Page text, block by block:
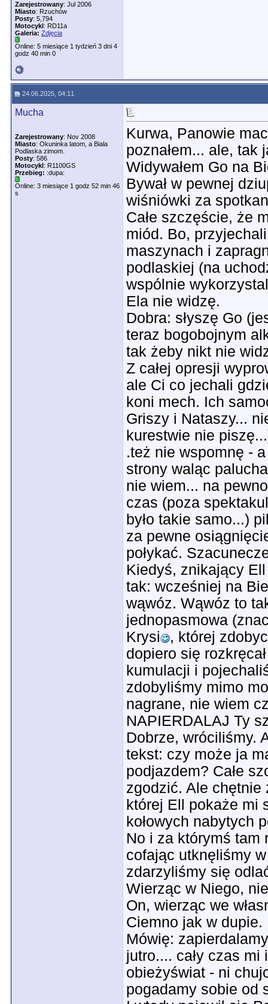
Zarejestrowany: Jul 2006
Miasto: Rzuchów
Posty: 5,794
Motocykl: RD11a
Galeria: Zdjęcia
Online: 5 miesiące 1 tydzień 3 dni 4
godz 40 min 0
24.06.2025, 04:11
Mucha
Zarejestrowany: Nov 2008
Miasto: Okuninka latom, a Biala
Podlaska zimom.
Posty: 586
Motocykl: R1100GS
Przebieg: :dupa:
Online: 3 miesiące 1 godz 52 min 46
s
Kurwa, Panowie
poznałem... ale, tak
Widywałem Go na
Bywał w pewnej
wiśniówki za
Całe szczęście, że
miód. Bo,
maszynach i
podlaskiej (na
wspólnie
Ela nie widzę.
Dobra: słyszę Go
teraz bogobojnym
tak żeby nikt nie
Z całej opresji
ale Ci co jechali
koni mech. Ich
Griszy i Nataszy...
kurestwie nie
.też nie wspomnę -
strony waląc
nie wiem... na
czas (poza
było takie samo...)
za pewne
połykać.
Kiedyś, znikający Ell
tak: wcześniej na
wąwóz. Wąwóz to
jednopasmowa
Krysi
, której
dopiero się
kumulacji i
zdobyliśmy mimo
nagrane, nie wiem
NAPIERDALAJ Ty
Dobrze, wróciliśmy.
tekst: czy może ja
podjazdem? Całe
zgodzić. Ale chętnie
której Ell pokaże mi
kołowych nabytych
No i za którymś tam
cofając utknęliśmy
zdarzyliśmy się
Wierząc w Niego,
On, wierząc we
Ciemno jak w dupie.
Mówię:
jutro.... cały czas mi
obieżyświat - ni
pogadamy sobie od